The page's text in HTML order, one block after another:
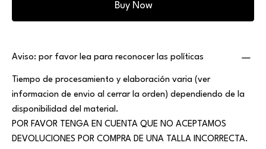
Buy Now
Aviso: por favor lea para reconocer las políticas
Tiempo de procesamiento y elaboración varia (ver
informacion de envio al cerrar la orden) dependiendo de la
disponibilidad del material.
POR FAVOR TENGA EN CUENTA QUE NO ACEPTAMOS
DEVOLUCIONES POR COMPRA DE UNA TALLA INCORRECTA.